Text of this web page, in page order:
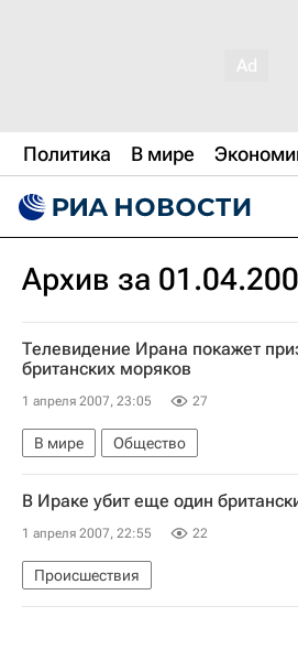
Политика В мире
Архив за
Телевидение Ирана покажет
британских моряков
1 апреля 2007, 23:05 27
В мире
Общество
В Ираке убит еще один
1 апреля 2007, 22:55 22
Происшествия